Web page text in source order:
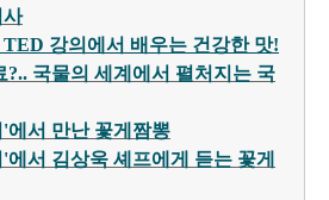
사
강의에서 배우는 건강한 맛!
?.. 국물의 세계에서 펼처지는 국
에서 만난 꽃게짬뽕
서 김상욱 셰프에게 듣는 꽃게